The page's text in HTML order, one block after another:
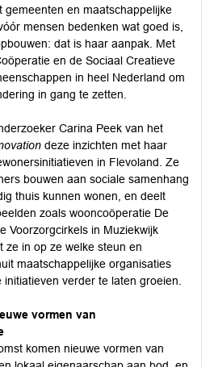
gemeenten en maatschappelijke
mensen bedenken wat goed is,
dat is haar aanpak. Met
en de Sociaal Creatieve
in heel Nederland om
in gang te zetten.
Carina Peek van het
deze inzichten met haar
in Flevoland. Ze
bouwen aan sociale samenhang
thuis kunnen wonen, en deelt
zoals wooncoöperatie De
Voorzorgcirkels in Muziekwijk
ze in op ze welke steun en
maatschappelijke organisaties
verder te laten groeien.
vormen van
komen nieuwe vormen van